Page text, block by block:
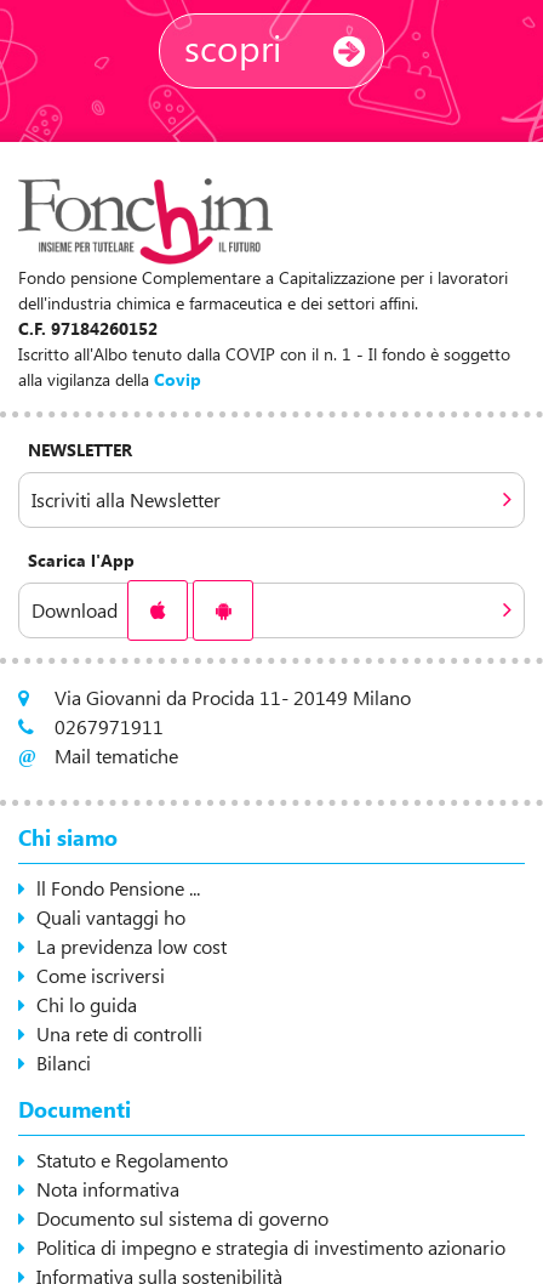
scopri
Fondo pensione Complementare a Capitalizzazione per i lavoratori
dell'industria chimica e farmaceutica e dei settori affini.
C.F. 97184260152
Iscritto all'Albo tenuto dalla COVIP con il n. 1 - Il fondo è soggetto
alla vigilanza della Covip
NEWSLETTER
Iscriviti alla Newsletter
Scarica l'App
Download
Via Giovanni da Procida 11- 20149 Milano
0267971911
Mail tematiche
Chi siamo
ll Fondo Pensione ...
Quali vantaggi ho
La previdenza low cost
Come iscriversi
Chi lo guida
Una rete di controlli
Bilanci
Documenti
Statuto e Regolamento
Nota informativa
Documento sul sistema di governo
Politica di impegno e strategia di investimento azionario
Informativa sulla sostenibilità